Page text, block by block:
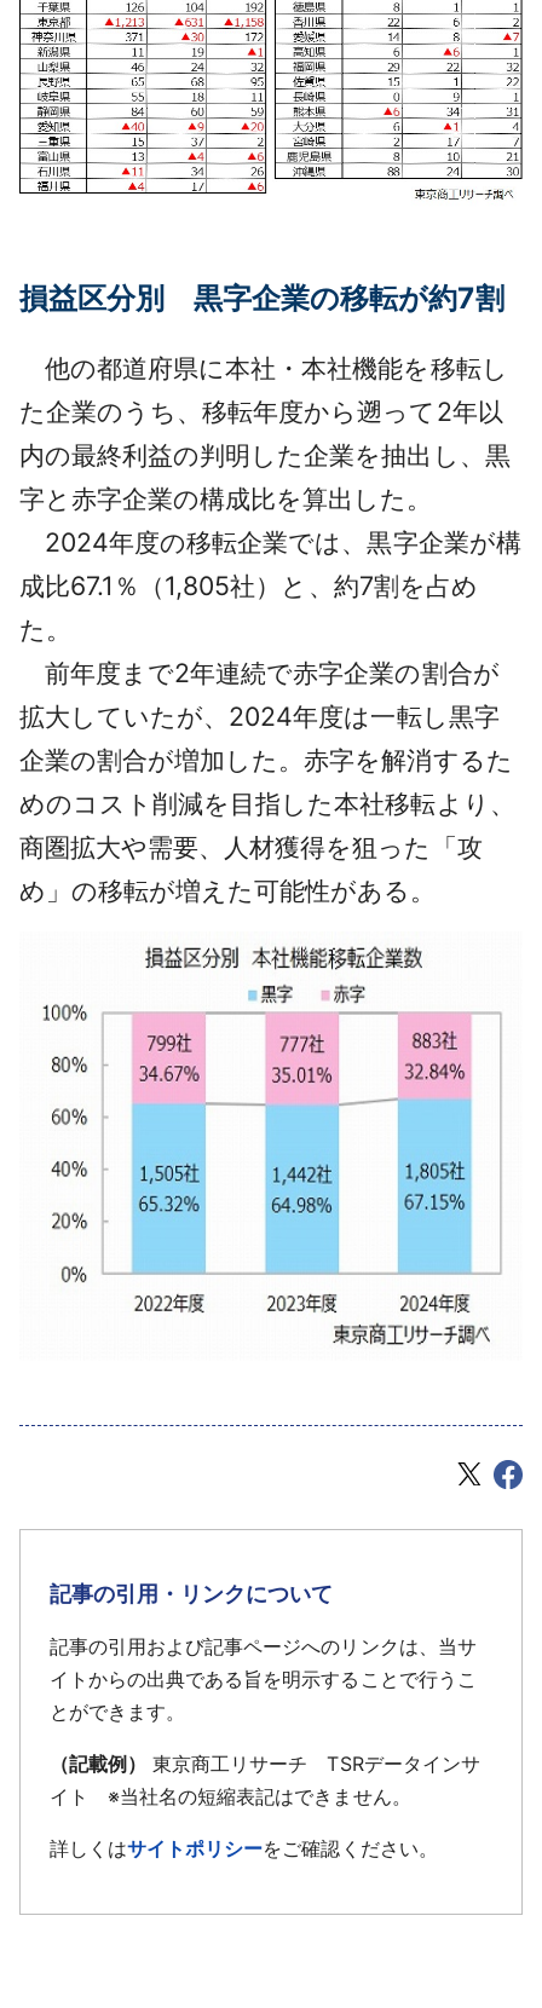
損益区分別 黒字企業の移転が約7割
他の都道府県に本社・本社機能を移転し
た企業のうち、移転年度から遡って2年以
内の最終利益の判明した企業を抽出し、黒
字と赤字企業の構成比を算出した。
2024年度の移転企業では、黒字企業が構
成比67.1％（1,805社）と、約7割を占め
た。
前年度まで2年連続で赤字企業の割合が
拡大していたが、2024年度は一転し黒字
企業の割合が増加した。赤字を解消するた
めのコスト削減を目指した本社移転より、
商圏拡大や需要、人材獲得を狙った「攻
め」の移転が増えた可能性がある。
記事の引用・リンクについて
記事の引用および記事ページへのリンクは、当サ
イトからの出典である旨を明示することで行うこ
とができます。
（記載例）
東京商工リサーチ TSRデータインサ
イト ※当社名の短縮表記はできません。
詳しくはサイトポリシーをご確認ください。